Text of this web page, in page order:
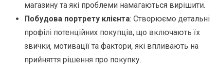
магазину та які проблеми намагаються вирішити.
Побудова портрету клієнта: Створюємо детальні
профілі потенційних покупців, що включають їх
звички, мотивації та фактори, які впливають на
прийняття рішення про покупку.